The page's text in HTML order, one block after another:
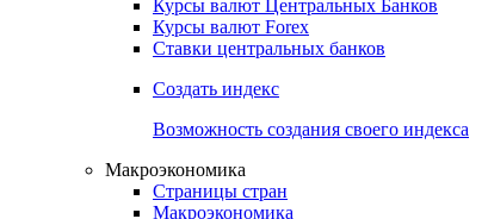
Индикаторы рынка
Поиск индексов
Криптовалюты
Курсы валют Центральных Банков
Курсы валют Forex
Ставки центральных банков
Создать индекс
Возможность создания своего индекса